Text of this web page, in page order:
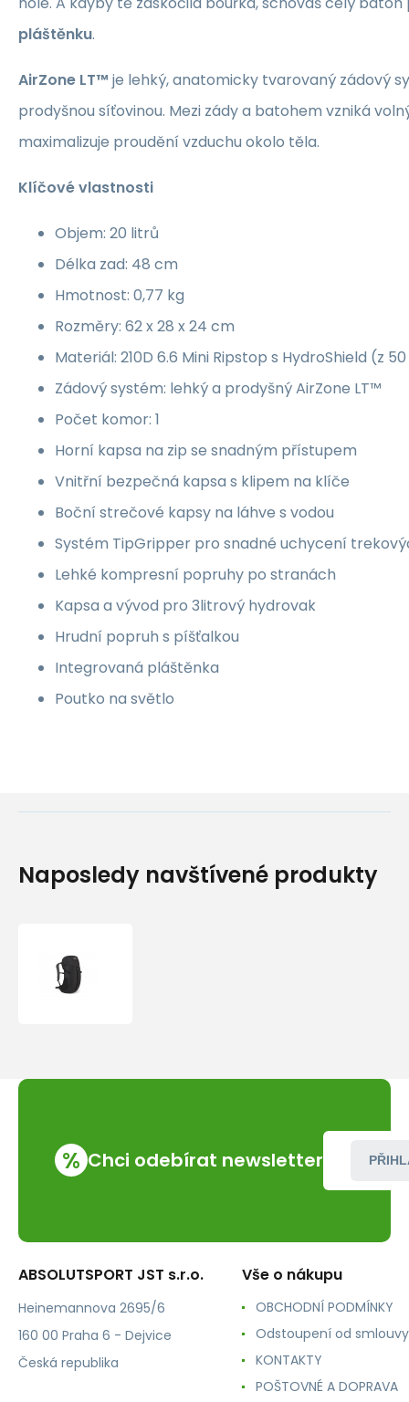
pláštěnku.
AirZone LT™ je lehký, anatomicky tvarovaný zádový
prodyšnou síťovinou. Mezi zády a batohem vzniká
maximalizuje proudění vzduchu okolo těla.
Klíčové vlastnosti
Objem: 20 litrů
Délka zad: 48 cm
Hmotnost: 0,77 kg
Rozměry: 62 x 28 x 24 cm
Materiál: 210D 6.6 Mini Ripstop s HydroShield (z
Zádový systém: lehký a prodyšný AirZone LT™
Počet komor: 1
Horní kapsa na zip se snadným přístupem
Vnitřní bezpečná kapsa s klipem na klíče
Boční strečové kapsy na láhve s vodou
Systém TipGripper pro snadné uchycení
Lehké kompresní popruhy po stranách
Kapsa a vývod pro 3litrový hydrovak
Hrudní popruh s píšťalkou
Integrovaná pláštěnka
Poutko na světlo
Naposledy navštívené produkty
% Chci odebírat newsletter
ABSOLUTSPORT JST s.r.o.
Heinemannova 2695/6
160 00 Praha 6 - Dejvice
Česká republika
Vše o nákupu
OBCHODNÍ PODMÍNKY
Odstoupení od smlouvy
KONTAKTY
POŠTOVNÉ A DOPRAVA